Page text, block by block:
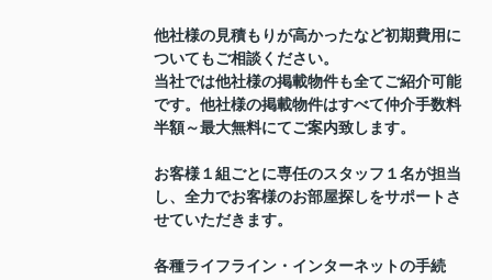
他社様の見積もりが高かったなど初期費用に
ついてもご相談ください。
当社では他社様の掲載物件も全てご紹介可能
です。他社様の掲載物件はすべて仲介手数料
半額～最大無料にてご案内致します。
お客様１組ごとに専任のスタッフ１名が担当
し、全力でお客様のお部屋探しをサポートさ
せていただきます。
各種ライフライン・インターネットの手続